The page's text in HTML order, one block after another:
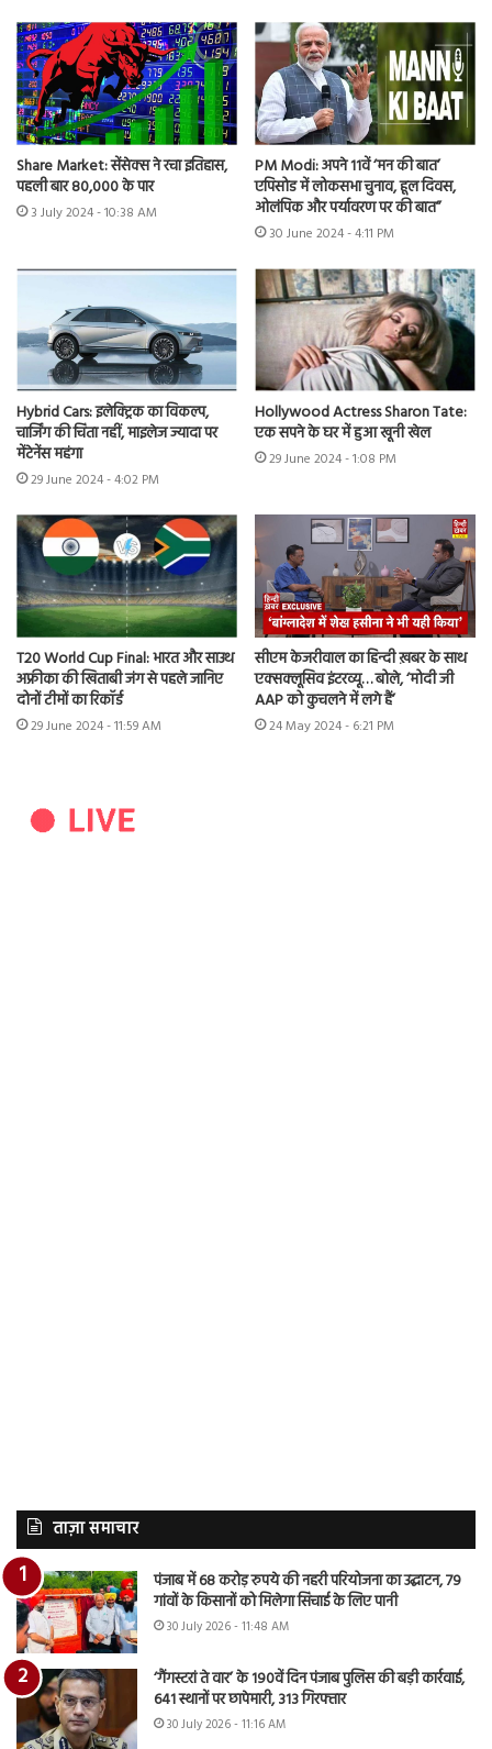
Share Market: सेंसेक्स ने रचा इतिहास,
पहली बार 80,000 के पार
3 July 2024 - 10:38 AM
PM Modi: अपने 11वें ‘मन की बात’
एपिसोड में लोकसभा चुनाव, हूल दिवस,
ओलंपिक और पर्यावरण पर की बात”
30 June 2024 - 4:11 PM
Hybrid Cars: इलेक्ट्रिक का विकल्प,
चार्जिंग की चिंता नहीं, माइलेज ज्यादा पर
मेंटेनेंस महंगा
29 June 2024 - 4:02 PM
Hollywood Actress Sharon Tate:
एक सपने के घर में हुआ खूनी खेल
29 June 2024 - 1:08 PM
T20 World Cup Final: भारत और साउथ
अफ्रीका की खिताबी जंग से पहले जानिए
दोनों टीमों का रिकॉर्ड
29 June 2024 - 11:59 AM
सीएम केजरीवाल का हिन्दी ख़बर के साथ
एक्सक्लूसिव इंटरव्यू… बोले, ‘मोदी जी
AAP को कुचलने में लगे हैं’
24 May 2024 - 6:21 PM
ताज़ा समाचार
पंजाब में 68 करोड़ रुपये की नहरी परियोजना का उद्घाटन, 79
गांवों के किसानों को मिलेगा सिंचाई के लिए पानी
30 July 2026 - 11:48 AM
‘गैंगस्टरां ते वार’ के 190वें दिन पंजाब पुलिस की बड़ी कार्रवाई,
641 स्थानों पर छापेमारी, 313 गिरफ्तार
30 July 2026 - 11:16 AM